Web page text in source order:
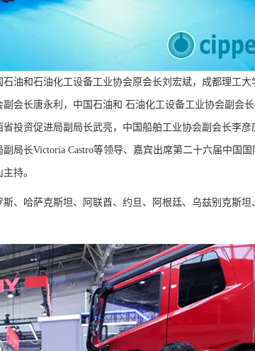
油和石油化工设备工业协会原会长刘宏斌，成都理工
会长唐永利，中国石油和 石油化工设备工业协会副会
投资促进局副局长武亮，中国船舶工业协会副会长李
长Victoria Castro等领导、嘉宾出席第二十六届中国
持。
、哈萨克斯坦、阿联酋、约旦、阿根廷、乌兹别克斯